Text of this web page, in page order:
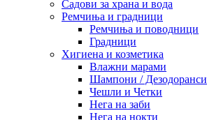
Садови за храна и вода
Ремчиња и градници
Ремчиња и поводници
Градници
Хигиена и козметика
Влажни марами
Шампони / Дезодоранси
Чешли и Четки
Нега на заби
Нега на нокти